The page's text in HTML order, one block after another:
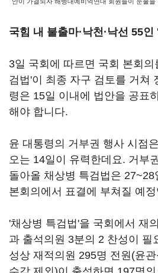
국힘 내 불출마·낙천·낙선 55
3일 국회에 따르면 국회 본회
검법'이 최종 자구 검토를 거쳐
령은 15일 이내에 법안을 공표
해야 합니다.
윤 대통령의 거부권 행사 시점
오는 14일이 유력한데요. 거부
돌아올 채상병 특검법은
본회의에서 표결에 부쳐질 예
'채상병 특검법'을 국회에서 재
과 출석의원 3분의 2 찬성이 필
성상 재적의원 295명 전원(윤